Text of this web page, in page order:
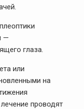
—
глаза.
или
на
проводят